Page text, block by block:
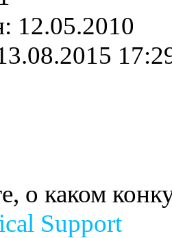
12.05.2010
о каком
Support